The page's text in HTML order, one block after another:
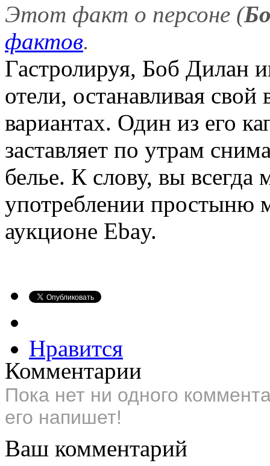
Этот факт о персоне (
фактов.
Гастролируя, Боб Дилан
отели, останавливая
вариантах. Один из его
заставляет по утрам
белье. К слову, вы
употреблении простыню
аукционе Ebay.
Нравится
Комментарии
Пока нет ни одного
его напишет!
Ваш комментарий